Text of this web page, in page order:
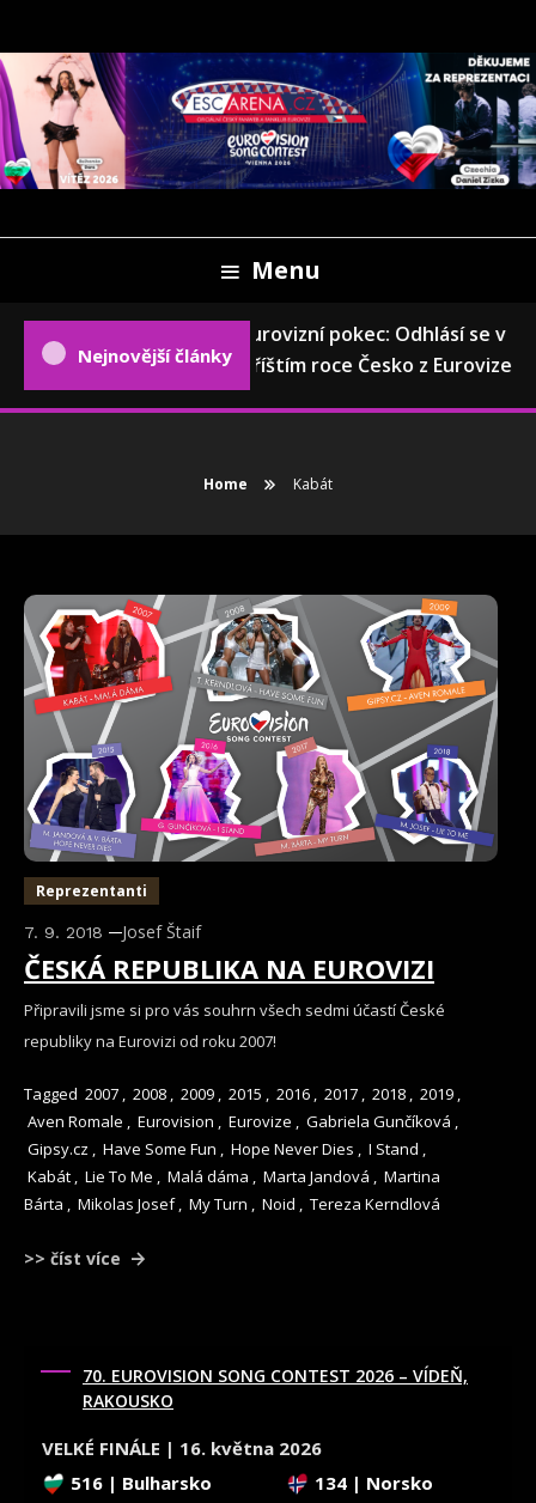
To
Content
ESCARENA.CZ
Menu
Nejnovější články
Eurovizní pokec: Odhlásí se v
příštím roce Česko z Eurovize?
Home Kabát
Reprezentanti
7. 9. 2018 Josef Štaif
ČESKÁ REPUBLIKA NA EUROVIZI
Připravili jsme si pro vás souhrn všech sedmi účastí České
republiky na Eurovizi od roku 2007!
Tagged 2007 , 2008 , 2009 , 2015 , 2016 , 2017 , 2018 , 2019 ,
Aven Romale , Eurovision , Eurovize , Gabriela Gunčíková ,
Gipsy.cz , Have Some Fun , Hope Never Dies , I Stand ,
Kabát , Lie To Me , Malá dáma , Marta Jandová , Martina
Bárta , Mikolas Josef , My Turn , Noid , Tereza Kerndlová
>> číst více
70. EUROVISION SONG CONTEST 2026 – VÍDEŇ,
RAKOUSKO
VELKÉ FINÁLE | 16. května 2026
516 | Bulharsko
134 | Norsko